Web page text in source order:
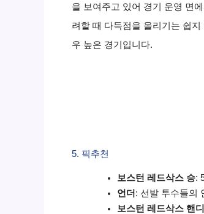
을 보여주고 있어 경기 운영 면
려할 때 다득점을 올리기는 쉽
우 높은 경기입니다.
5. 픽추천
보스턴 레드삭스 승:
언더 : 선발 투수들의
보스턴 레드삭스 핸